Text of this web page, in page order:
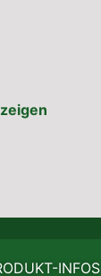
INFOS